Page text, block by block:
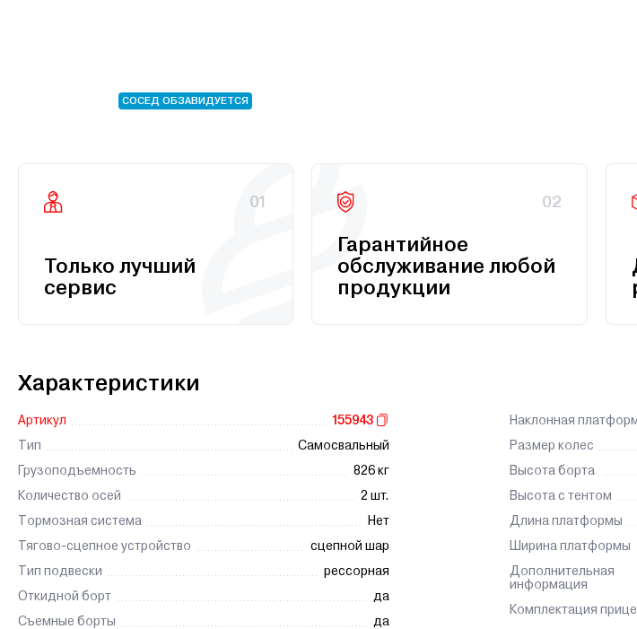
СОСЕД ОБЗАВИДУЕТСЯ
01
Только лучший
сервис
02
Гарантийное
обслуживание любой
продукции
Характеристики
Артикул
155943
Тип
Самосвальный
Грузоподъемность
826 кг
Количество осей
2 шт.
Тормозная система
Нет
Тягово-сцепное устройство
сцепной шар
Тип подвески
рессорная
Откидной борт
да
Съемные борты
да
Наклонная
Размер колес
Высота борта
Высота с тентом
Длина платформы
Ширина платформы
Дополнительная
информация
Комплектация